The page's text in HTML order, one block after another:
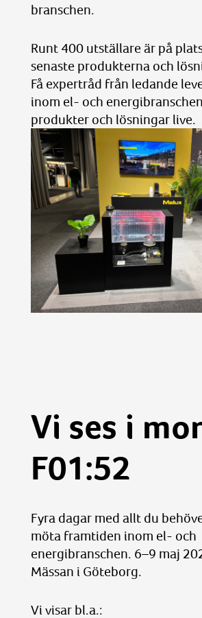
branschen.
Runt 400 utställare är på
senaste produkterna och
Få expertråd från ledande
inom el- och
produkter och lösningar live.
Vi ses i
F01:52
Fyra dagar med allt du
möta framtiden inom el- och
energibranschen. 6–9 maj
Mässan i Göteborg.
Vi visar bl.a.: